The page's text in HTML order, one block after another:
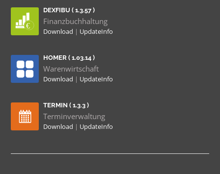
DEXFIBU ( 1.3.57 )
Finanzbuchhaltung
Download | UpdateInfo
HOMER ( 1.03.14 )
Warenwirtschaft
Download | UpdateInfo
TERMIN ( 1.3.3 )
Terminverwaltung
Download | UpdateInfo